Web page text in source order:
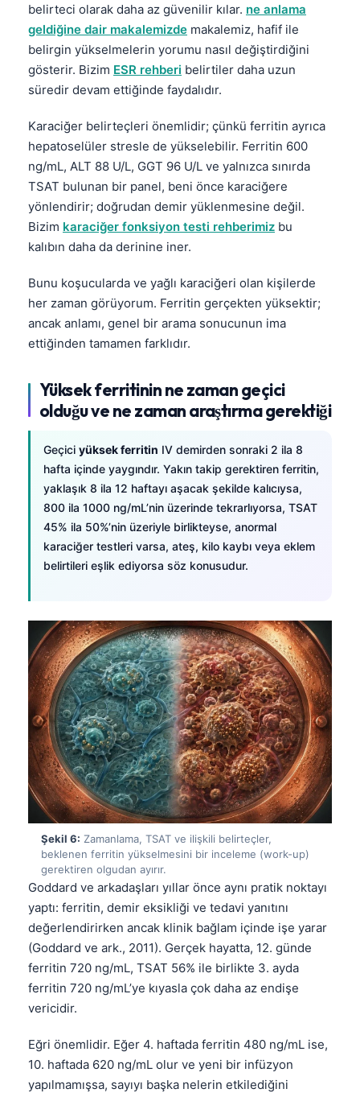
belirteci olarak daha az güvenilir kılar. ne anlama
geldiğine dair makalemizde makalemiz, hafif ile
belirgin yükselmelerin yorumu nasıl değiştirdiğini
gösterir. Bizim ESR rehberi belirtiler daha uzun
süredir devam ettiğinde faydalıdır.
Karaciğer belirteçleri önemlidir; çünkü ferritin ayrıca
hepatoselüler stresle de yükselebilir. Ferritin 600
ng/mL, ALT 88 U/L, GGT 96 U/L ve yalnızca sınırda
TSAT bulunan bir panel, beni önce karaciğere
yönlendirir; doğrudan demir yüklenmesine değil.
Bizim karaciğer fonksiyon testi rehberimiz bu
kalıbın daha da derinine iner.
Bunu koşucularda ve yağlı karaciğeri olan kişilerde
her zaman görüyorum. Ferritin gerçekten yüksektir;
ancak anlamı, genel bir arama sonucunun ima
ettiğinden tamamen farklıdır.
Yüksek ferritinin ne zaman geçici
olduğu ve ne zaman araştırma gerektiği
Geçici yüksek ferritin IV demirden sonraki 2 ila 8
hafta içinde yaygındır. Yakın takip gerektiren ferritin,
yaklaşık 8 ila 12 haftayı aşacak şekilde kalıcıysa,
800 ila 1000 ng/mL’nin üzerinde tekrarlıyorsa, TSAT
45% ila 50%’nin üzeriyle birlikteyse, anormal
karaciğer testleri varsa, ateş, kilo kaybı veya eklem
belirtileri eşlik ediyorsa söz konusudur.
Şekil 6: Zamanlama, TSAT ve ilişkili belirteçler,
beklenen ferritin yükselmesini bir inceleme (work-up)
gerektiren olgudan ayırır.
Goddard ve arkadaşları yıllar önce aynı pratik noktayı
yaptı: ferritin, demir eksikliği ve tedavi yanıtını
değerlendirirken ancak klinik bağlam içinde işe yarar
(Goddard ve ark., 2011). Gerçek hayatta, 12. günde
ferritin 720 ng/mL, TSAT 56% ile birlikte 3. ayda
ferritin 720 ng/mL’ye kıyasla çok daha az endişe
vericidir.
Eğri önemlidir. Eğer 4. haftada ferritin 480 ng/mL ise,
10. haftada 620 ng/mL olur ve yeni bir infüzyon
yapılmamışsa, sayıyı başka nelerin etkilediğini
Gàidhlig
Occitan
Afrikaans
Монгол
ພາສາລາວ
Basa Jawa
Cebuano
ئۇيغۇرچە
Кыргызча
Татар теле
Беларуская мова
Esperanto
Frysk
Ślōnskŏ gŏdka
Norsk bokmål